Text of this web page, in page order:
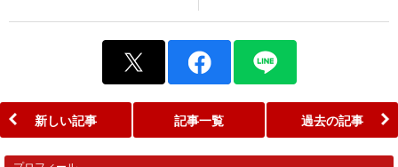
新しい記事 記事一覧 過去の記事